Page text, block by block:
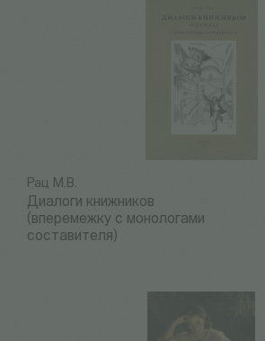
Рац М.В.
Диалоги книжников
(вперемежку с монологами
составителя)